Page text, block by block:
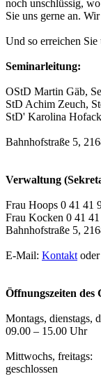
noch unschlüssig,
Sie uns gerne an.
Und so erreichen Sie
Seminarleitung:
OStD Martin Gäb,
StD Achim Zeuch,
StD' Karolina
Bahnhofstraße 5,
Verwaltung
Frau Hoops 0 41 41
Frau Kocken 0 41
Bahnhofstraße 5,
E-Mail: Kontaktoder
Öffnungszeiten des
Montags, dienstags,
09.00 – 15.00 Uhr
Mittwochs, freitags:
geschlossen